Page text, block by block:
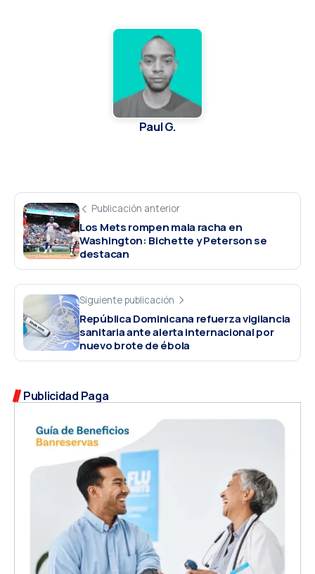
Paul G.
Publicación anterior
Los Mets rompen mala racha en
Washington: Bichette y Peterson se
destacan
Siguiente publicación
República Dominicana refuerza vigilancia
sanitaria ante alerta internacional por
nuevo brote de ébola
Publicidad Paga